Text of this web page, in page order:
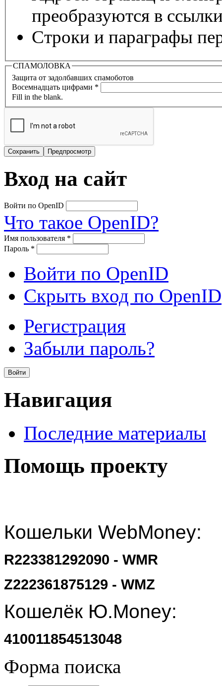
преобразуются в
Строки и параграфы
СПАМОЛОВКА
Защита от задолбавших спамоботов
Восемнадцать цифрами *
Fill in the blank.
Вход на сайт
Войти по OpenID
Что такое OpenID?
Имя пользователя *
Пароль *
Войти по OpenID
Скрыть вход по OpenID
Регистрация
Забыли пароль?
Навигация
Последние материалы
Помощь проекту
Кошельки WebMoney:
R223381292090 - WMR
Z222361875129 - WMZ
Кошелёк Ю.Money:
410011854513048
Форма поиска